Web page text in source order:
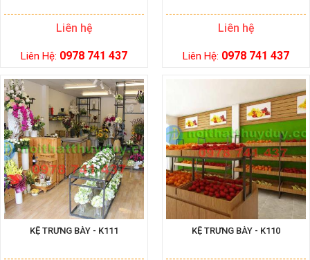
Liên hệ
Liên Hệ: 0978 741 437
Liên hệ
Liên Hệ: 0978 741 437
KỆ TRƯNG BÀY - K111 KỆ TRƯNG BÀY - K110